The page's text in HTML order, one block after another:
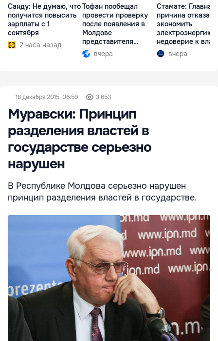
Санду: Не думаю, что
получится повысить
зарплаты с 1
сентября
2 часа назад
Тофан пообещал
провести проверку
после появления в
Молдове
представителя
Южной Осетии
вчера
Стамате: Главная
причина отказа
экономить
электроэнергию
недоверие к
вчера
18 декабря 2015, 06:59 3 653
Муравски: Принцип
разделения властей в
государстве серьезно
нарушен
В Республике Молдова серьезно нарушен
принцип разделения властей в государстве.